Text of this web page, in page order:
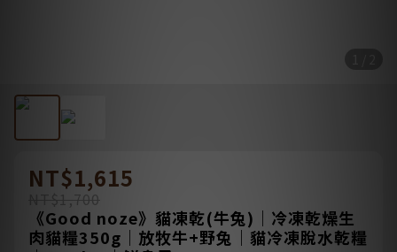
NT$1,615
NT$1,700
《Good noze》貓凍乾(牛兔)｜冷凍乾燥生
肉貓糧350g｜放牧牛+野兔｜貓冷凍脫水乾糧